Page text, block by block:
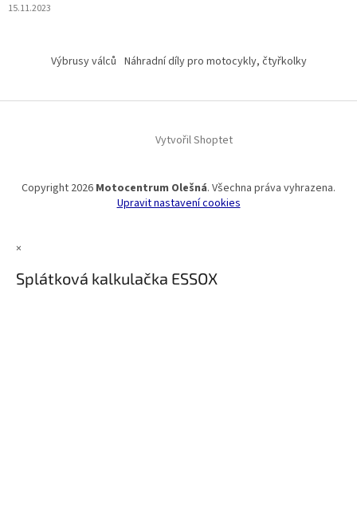
15.11.2023
Výbrusy válců Náhradní díly pro motocykly, čtyřkolky
Vytvořil Shoptet
Copyright 2026 Motocentrum Olešná. Všechna práva vyhrazena.
Upravit nastavení cookies
×
Splátková kalkulačka ESSOX